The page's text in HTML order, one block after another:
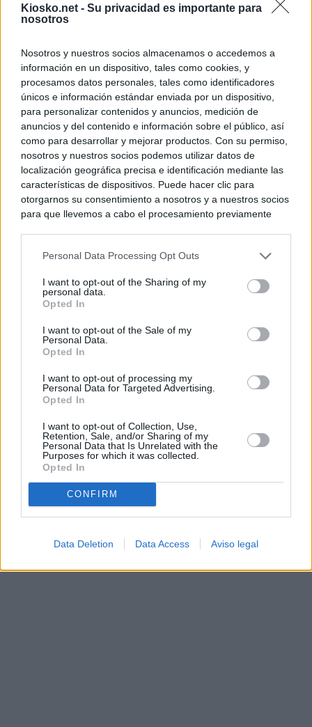
Kiosko.net - Su privacidad es importante para
nosotros
Nosotros y nuestros socios almacenamos o accedemos a
información en un dispositivo, tales como cookies, y
procesamos datos personales, tales como identificadores
únicos e información estándar enviada por un dispositivo,
para personalizar contenidos y anuncios, medición de
anuncios y del contenido e información sobre el público, así
como para desarrollar y mejorar productos. Con su permiso,
nosotros y nuestros socios podemos utilizar datos de
localización geográfica precisa e identificación mediante las
características de dispositivos. Puede hacer clic para
otorgarnos su consentimiento a nosotros y a nuestros socios
para que llevemos a cabo el procesamiento previamente
negar su consentimiento. Tenga en cuenta que algún
de su consentimiento, pero usted tiene el derecho de
rechazar tal procesamiento. Sus preferencias se aplicarán
cualquier momento entrando de nuevo en este sitio web o
visitando nuestra política de privacidad.
Personal Data Processing Opt Outs
I want to opt-out of the Sharing of my
personal data.
Opted In
I want to opt-out of the Sale of my
Personal Data.
Opted In
I want to opt-out of processing my
Personal Data for Targeted Advertising.
Opted In
I want to opt-out of Collection, Use,
Retention, Sale, and/or Sharing of my
Personal Data that Is Unrelated with the
Purposes for which it was collected.
Opted In
CONFIRM
Data Deletion Data Access Aviso legal